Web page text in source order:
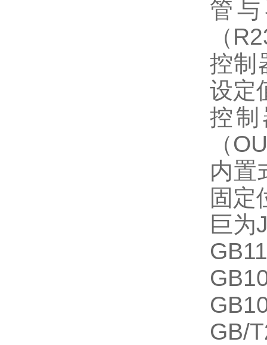
管
（
控制
设定
控
（
内置
固定
巨为
GB/